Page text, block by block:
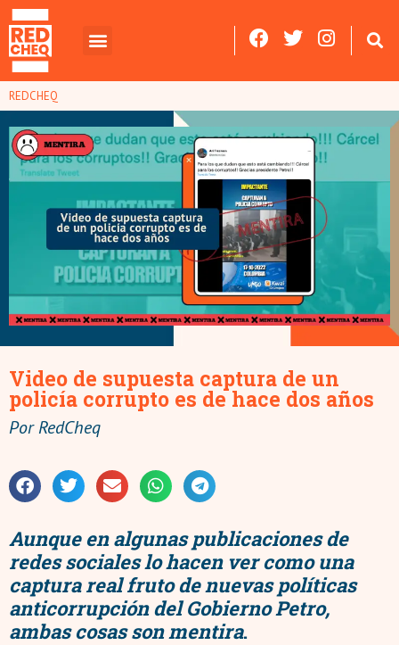
REDCHEQ
Video de supuesta captura de un
policía corrupto es de hace dos años
PorRedCheq
Aunque en algunas publicaciones de
redes sociales lo hacen ver como una
captura real fruto de nuevas políticas
anticorrupción del Gobierno Petro,
ambas cosas son mentira.